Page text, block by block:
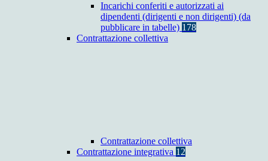
Incarichi conferiti e autorizzati ai
dipendenti (dirigenti e non dirigenti) (da
pubblicare in tabelle) 178
Contrattazione collettiva
Contrattazione collettiva
Contrattazione integrativa 12